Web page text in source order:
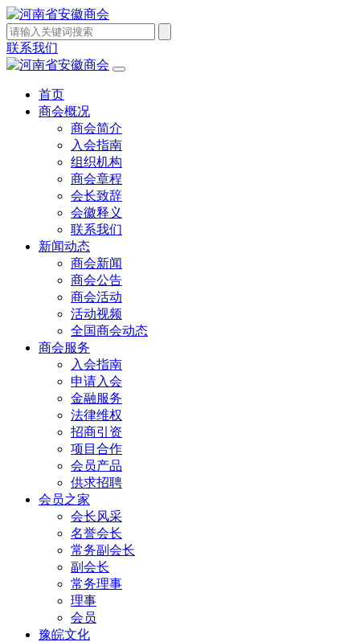
联系我们
首页
商会概况
商会简介
入会指南
组织机构
商会章程
会长致辞
会徽释义
联系我们
新闻动态
商会新闻
商会公告
商会活动
活动视频
全国商会动态
商会服务
入会指南
申请入会
金融服务
法律维权
招商引资
项目合作
会员产品
供求招聘
会员之家
会长风采
名誉会长
常务副会长
副会长
常务理事
理事
会员
豫皖文化